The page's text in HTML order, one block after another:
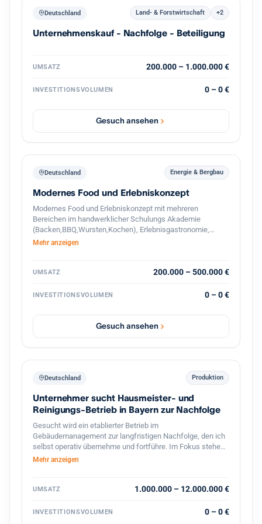
Deutschland Land- & Forstwirtschaft +2
Unternehmenskauf - Nachfolge - Beteiligung
UMSATZ 200.000 – 1.000.000 €
INVESTITIONSVOLUMEN 0 – 0 €
Gesuch ansehen
Deutschland Energie & Bergbau
Modernes Food und Erlebniskonzept
Modernes Food und Erlebniskonzept mit mehreren
Bereichen im handwerklicher Schulungs Akademie
(Backen,BBQ,Wursten,Kochen), Erlebnisgastronomie,
Streetfood und hochwertigem Handel. Das Unternehmen
exklusiver Vertrieb hochwertiger französischer Mehle mit
Systemkonzepte. Vorhanden sind bereits etablierte
Veranstaltungen, Onlinehandel sowie verschiedene Ausbau
und Skalierungsmöglichkeiten. Gesucht wird ein Investor
oder strategischer Partner zur Weiterentwicklung der
Mehr anzeigen
UMSATZ 200.000 – 500.000 €
INVESTITIONSVOLUMEN 0 – 0 €
Gesuch ansehen
Deutschland Produktion
Unternehmer sucht Hausmeister- und
Reinigungs-Betrieb in Bayern zur Nachfolge
Gesucht wird ein etablierter Betrieb im
Gebäudemanagement zur langfristigen Nachfolge, den ich
selbst operativ übernehme und fortführe. Im Fokus stehen
Hausmeister- und Facility-Services, Gebäudereinigung,
Interessant sind ertragsstarke Betriebe mit
Kundenstamm ohne Abhängigkeit von einzelnen
Mehr anzeigen
UMSATZ 1.000.000 – 12.000.000 €
INVESTITIONSVOLUMEN 0 – 0 €